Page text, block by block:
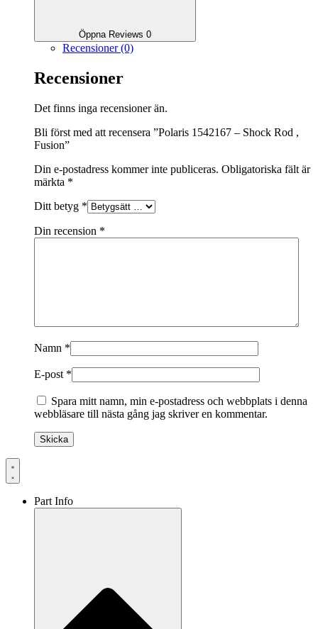
Öppna Reviews 0
Recensioner (0)
Recensioner
Det finns inga recensioner än.
Bli först med att recensera ”Polaris 1542167 – Shock Rod ,
Fusion”
Din e-postadress kommer inte publiceras. Obligatoriska fält är
märkta *
Ditt betyg *
Din recension *
Namn *
E-post *
Spara mitt namn, min e-postadress och webbplats i denna
webbläsare till nästa gång jag skriver en kommentar.
Part Info